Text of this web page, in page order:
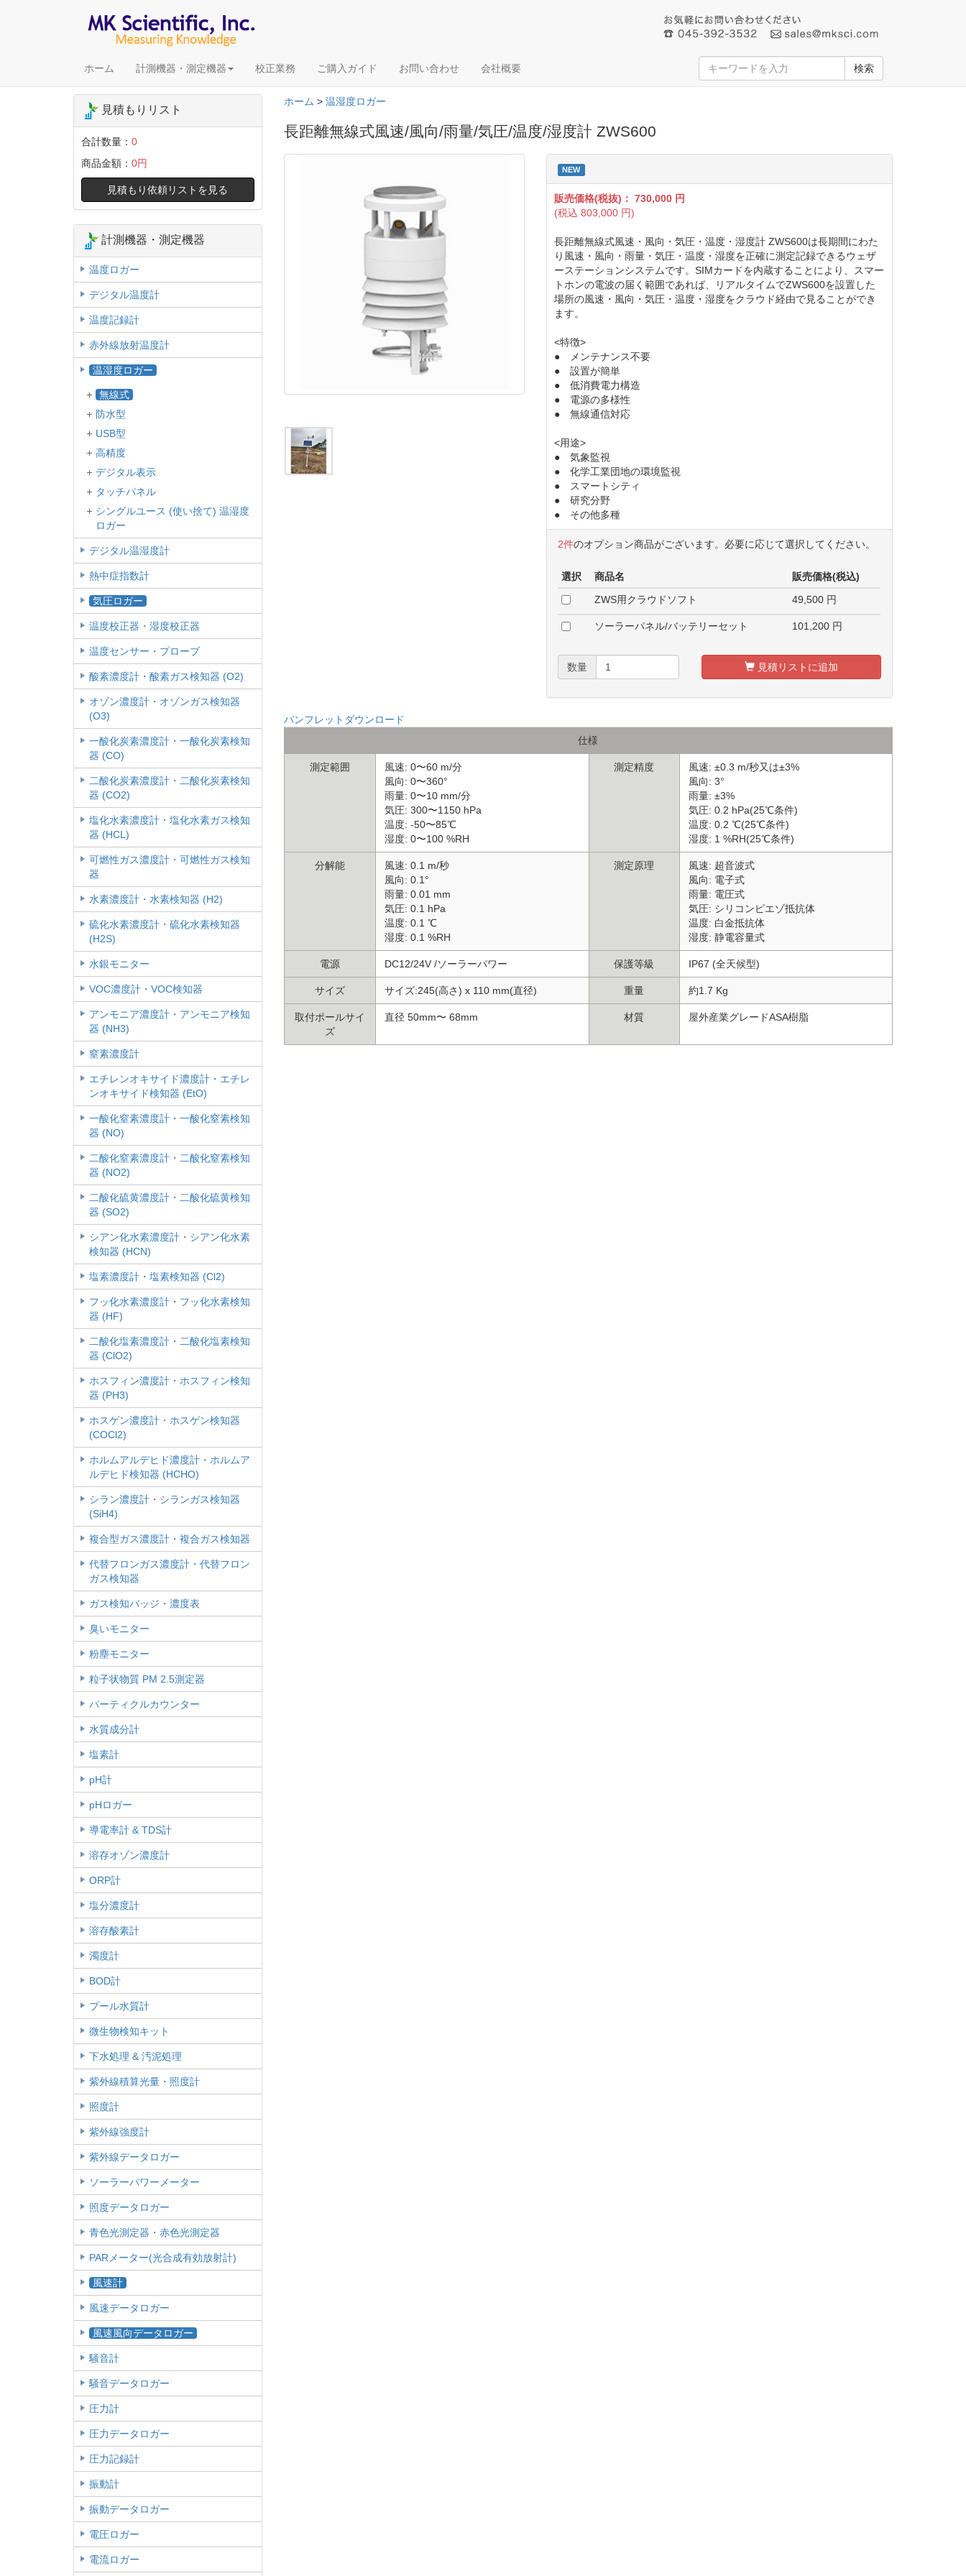
ホーム 計測機器・測定機器 校正業務 ご購入ガイド お問い合わせ 会社概要 検索
ホーム > 温湿度ロガー
長距離無線式風速/風向/雨量/気圧/温度/湿度計 ZWS600
NEW
販売価格(税抜)：730,000 円
(税込803,000 円)
長距離無線式風速・風向・気圧・温度・湿度計 ZWS600は長期間にわた
り風速・風向・雨量・気圧・温度・湿度を正確に測定記録できるウェザ
ーステーションシステムです。SIMカードを内蔵することにより、スマー
トホンの電波の届く範囲であれば、リアルタイムでZWS600を設置した
場所の風速・風向・気圧・温度・湿度をクラウド経由で見ることができ
ます。
<特徴>
● メンテナンス不要
● 設置が簡単
● 低消費電力構造
● 電源の多様性
● 無線通信対応
<用途>
● 気象監視
● 化学工業団地の環境監視
● スマートシティ
● 研究分野
● その他多種
2件のオプション商品がございます。必要に応じて選択してください。
選択 商品名
販売価格(税込)
ZWS用クラウドソフト
49,500 円
ソーラーパネル/バッテリーセット 101,200 円
数量 見積リストに追加
パンフレットダウンロード
仕様
測定範囲
風速: 0〜60 m/分
風向: 0〜360°
雨量: 0〜10 mm/分
気圧: 300〜1150 hPa
温度: -50〜85℃
湿度: 0〜100 %RH
測定精度
風速: ±0.3 m/秒又は±3%
風向: 3°
雨量: ±3%
気圧: 0.2 hPa(25℃条件)
温度: 0.2 ℃(25℃条件)
湿度: 1 %RH(25℃条件)
分解能
風速: 0.1 m/秒
風向: 0.1°
雨量: 0.01 mm
気圧: 0.1 hPa
温度: 0.1 ℃
湿度: 0.1 %RH
測定原理
風速: 超音波式
風向: 電子式
雨量: 電圧式
気圧: シリコンピエゾ抵抗体
温度: 白金抵抗体
湿度: 静電容量式
電源 DC12/24V /ソーラーパワー 保護等級 IP67 (全天候型)
サイズ サイズ:245(高さ) x 110 mm(直径) 重量 約1.7 Kg
取付ポールサイ
ズ
直径 50mm〜 68mm 材質 屋外産業グレードASA樹脂
見積もりリスト
合計数量： 0
商品金額： 0円
見積もり依頼リストを見る
計測機器・測定機器
温度ロガー
デジタル温度計
温度記録計
赤外線放射温度計
温湿度ロガー
無線式
防水型
USB型
高精度
デジタル表示
タッチパネル
シングルユース (使い捨て) 温湿度
ロガー
デジタル温湿度計
熱中症指数計
気圧ロガー
温度校正器・湿度校正器
温度センサー・プローブ
酸素濃度計・酸素ガス検知器 (O2)
オゾン濃度計・オゾンガス検知器
(O3)
一酸化炭素濃度計・一酸化炭素検知
器 (CO)
二酸化炭素濃度計・二酸化炭素検知
器 (CO2)
塩化水素濃度計・塩化水素ガス検知
器 (HCL)
可燃性ガス濃度計・可燃性ガス検知
器
水素濃度計・水素検知器 (H2)
硫化水素濃度計・硫化水素検知器
(H2S)
水銀モニター
VOC濃度計・VOC検知器
アンモニア濃度計・アンモニア検知
器 (NH3)
窒素濃度計
エチレンオキサイド濃度計・エチレ
ンオキサイド検知器 (EtO)
一酸化窒素濃度計・一酸化窒素検知
器 (NO)
二酸化窒素濃度計・二酸化窒素検知
器 (NO2)
二酸化硫黄濃度計・二酸化硫黄検知
器 (SO2)
シアン化水素濃度計・シアン化水素
検知器 (HCN)
塩素濃度計・塩素検知器 (Cl2)
フッ化水素濃度計・フッ化水素検知
器 (HF)
二酸化塩素濃度計・二酸化塩素検知
器 (ClO2)
ホスフィン濃度計・ホスフィン検知
器 (PH3)
ホスゲン濃度計・ホスゲン検知器
(COCl2)
ホルムアルデヒド濃度計・ホルムア
ルデヒド検知器 (HCHO)
シラン濃度計・シランガス検知器
(SiH4)
複合型ガス濃度計・複合ガス検知器
代替フロンガス濃度計・代替フロン
ガス検知器
ガス検知バッジ・濃度表
臭いモニター
粉塵モニター
粒子状物質 PM 2.5測定器
パーティクルカウンター
水質成分計
塩素計
pH計
pHロガー
導電率計 & TDS計
溶存オゾン濃度計
ORP計
塩分濃度計
溶存酸素計
濁度計
BOD計
プール水質計
微生物検知キット
下水処理 & 汚泥処理
紫外線積算光量・照度計
照度計
紫外線強度計
紫外線データロガー
ソーラーパワーメーター
照度データロガー
青色光測定器・赤色光測定器
PARメーター(光合成有効放射計)
風速計
風速データロガー
風速風向データロガー
騒音計
騒音データロガー
圧力計
圧力データロガー
圧力記録計
振動計
振動データロガー
電圧ロガー
電流ロガー